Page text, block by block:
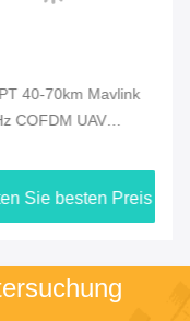
40-70km Mavlink
COFDM UAV
UP/Downlink
Sie besten Preis